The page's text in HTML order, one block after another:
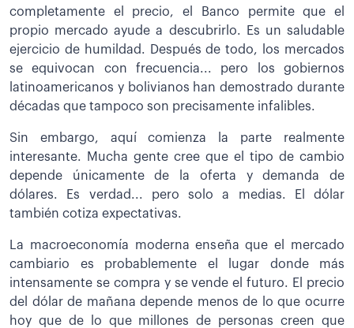
completamente el precio, el Banco permite que el
propio mercado ayude a descubrirlo. Es un saludable
ejercicio de humildad. Después de todo, los mercados
se equivocan con frecuencia... pero los gobiernos
latinoamericanos y bolivianos han demostrado durante
décadas que tampoco son precisamente infalibles.
Sin embargo, aquí comienza la parte realmente
interesante. Mucha gente cree que el tipo de cambio
depende únicamente de la oferta y demanda de
dólares. Es verdad... pero solo a medias. El dólar
también cotiza expectativas.
La macroeconomía moderna enseña que el mercado
cambiario es probablemente el lugar donde más
intensamente se compra y se vende el futuro. El precio
del dólar de mañana depende menos de lo que ocurre
hoy que de lo que millones de personas creen que